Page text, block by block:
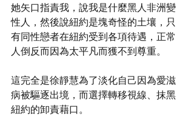
她矢口指責我，說我是什麼黑人非洲變
性人，然後說紐約是塊奇怪的土壤，只
有同性戀者在紐約受到各項待遇，正常
人倒反而因為太平凡而獲不到尊重。
這完全是徐靜慧為了淡化自己因為愛滋
病被驅逐出境，而選擇轉移視線、抹黑
紐約的卸責藉口。